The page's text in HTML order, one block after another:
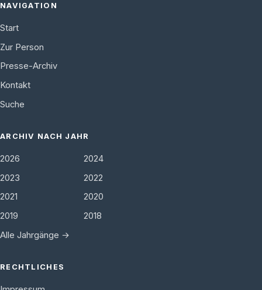
NAVIGATION
Start
Zur Person
Presse-Archiv
Kontakt
Suche
ARCHIV NACH JAHR
2026
2024
2023
2022
2021
2020
2019
2018
Alle Jahrgänge →
RECHTLICHES